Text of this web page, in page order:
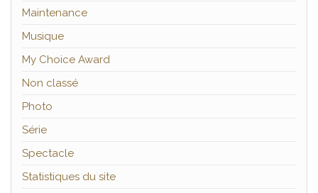
Maintenance
Musique
My Choice Award
Non classé
Photo
Série
Spectacle
Statistiques du site